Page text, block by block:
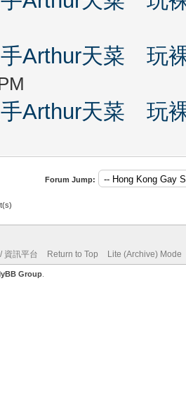
Arthur天菜 玩
Arthur天菜 玩
Forum Jump:
資訊平台 Return to Top Lite (Archive) Mode
Group